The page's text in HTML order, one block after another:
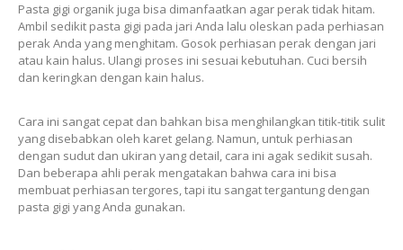
Pasta gigi organik juga bisa dimanfaatkan agar perak tidak hitam.
Ambil sedikit pasta gigi pada jari Anda lalu oleskan pada perhiasan
perak Anda yang menghitam. Gosok perhiasan perak dengan jari
atau kain halus. Ulangi proses ini sesuai kebutuhan. Cuci bersih
dan keringkan dengan kain halus.
Cara ini sangat cepat dan bahkan bisa menghilangkan titik-titik sulit
yang disebabkan oleh karet gelang. Namun, untuk perhiasan
dengan sudut dan ukiran yang detail, cara ini agak sedikit susah.
Dan beberapa ahli perak mengatakan bahwa cara ini bisa
membuat perhiasan tergores, tapi itu sangat tergantung dengan
pasta gigi yang Anda gunakan.